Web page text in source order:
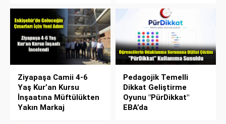
Ziyapaşa Camii 4-6
Yaş Kur’an Kursu
İnşaatına Müftülükten
Yakın Markaj
Pedagojik Temelli
Dikkat Geliştirme
Oyunu "PürDikkat"
EBA’da